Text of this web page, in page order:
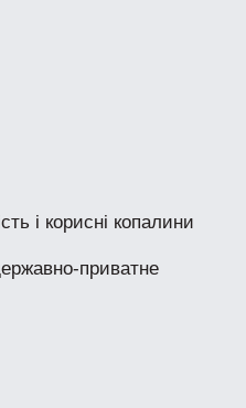
і корисні копалини
приватне